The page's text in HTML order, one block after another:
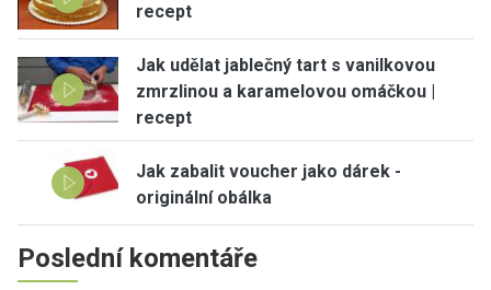
recept
Jak udělat jablečný tart s vanilkovou
zmrzlinou a karamelovou omáčkou |
recept
Jak zabalit voucher jako dárek -
originální obálka
Poslední komentáře